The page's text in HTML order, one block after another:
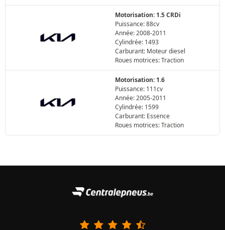
Motorisation: 1.5 CRDi
Puissance: 88cv
Année: 2008-2011
Cylindrée: 1493
Carburant: Moteur diesel
Roues motrices: Traction
Motorisation: 1.6
Puissance: 111cv
Année: 2005-2011
Cylindrée: 1599
Carburant: Essence
Roues motrices: Traction